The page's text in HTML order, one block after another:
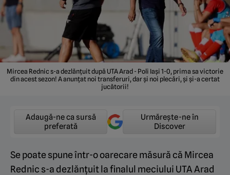
Mircea Rednic s-a dezlănțuit după UTA Arad - Poli Iași 1-0, prima sa victorie
din acest sezon! A anunțat noi transferuri, dar și noi plecări, și și-a certat
jucătorii!
Adaugă-ne ca sursă
preferată
Urmărește-ne în
Discover
Se poate spune într-o oarecare măsură că Mircea
Rednic s-a dezlănțuit la finalul meciului UTA Arad